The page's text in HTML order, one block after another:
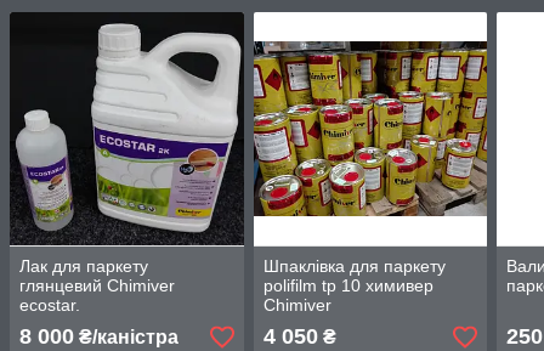
Лак для паркету
глянцевий Chimiver
ecostar.
8 000 ₴/каністра
Шпаклівка для паркету
polifilm tp 10 химивер
Chimiver
4 050₴ 250